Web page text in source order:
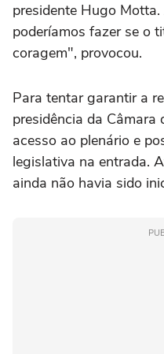
presidente Hugo
poderíamos fazer se o
coragem", provocou.
Para tentar garantir a
presidência da
acesso ao plenário e
legislativa na entrada.
ainda não havia sido